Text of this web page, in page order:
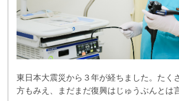
東日本大震災から３年が経ちました。たく
方もみえ、まだまだ復興はじゅうぶんとは